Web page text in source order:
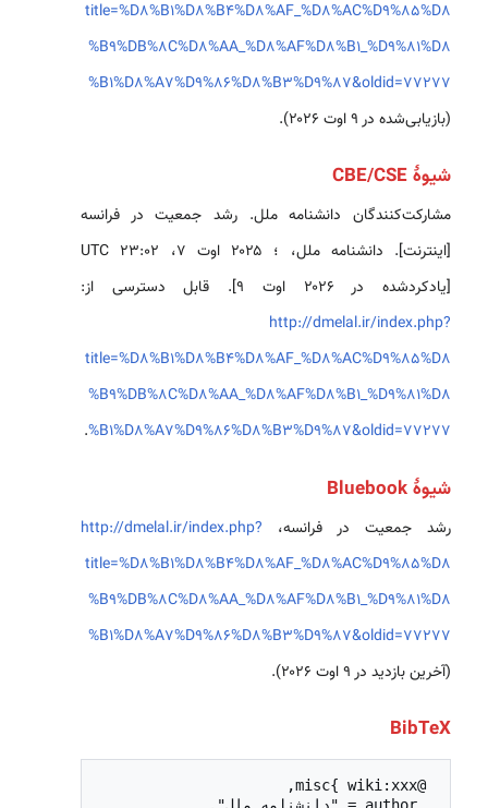
title=%D8%B1%D8%B4%D8%AF_%D8%AC%D9%85%D8
%B9%DB%8C%D8%AA_%D8%AF%D8%B1_%D9%81%D8
%B1%D8%A7%D9%86%D8%B3%D9%87&oldid=77277
(بازیابی‌شده در ۹ اوت ۲۰۲۶).
شیوهٔ CBE/CSE
مشارکت‌کنندگان دانشنامه ملل. رشد جمعیت در فرانسه
[اینترنت]. دانشنامه ملل، ؛ ۲۰۲۵ اوت ۷، ‏۲۳:۰۲ UTC
[یادکردشده در ۲۰۲۶ اوت ۹]. قابل دسترسی از:
http://dmelal.ir/index.php?
title=%D8%B1%D8%B4%D8%AF_%D8%AC%D9%85%D8
%B9%DB%8C%D8%AA_%D8%AF%D8%B1_%D9%81%D8
%B1%D8%A7%D9%86%D8%B3%D9%87&oldid=77277
.
شیوهٔ Bluebook
رشد جمعیت در فرانسه، http://dmelal.ir/index.php?
title=%D8%B1%D8%B4%D8%AF_%D8%AC%D9%85%D8
%B9%DB%8C%D8%AA_%D8%AF%D8%B1_%D9%81%D8
%B1%D8%A7%D9%86%D8%B3%D9%87&oldid=77277
(آخرین بازدید در ۹ اوت ۲۰۲۶).
BibTeX